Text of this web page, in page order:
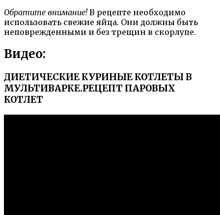
Обратите внимание!В рецепте необходимо
использовать свежие яйца. Они должны быть
неповрежденными и без трещин в скорлупе.
Видео:
ДИЕТИЧЕСКИЕ КУРИНЫЕ КОТЛЕТЫ В
МУЛЬТИВАРКЕ.РЕЦЕПТ ПАРОВЫХ
КОТЛЕТ